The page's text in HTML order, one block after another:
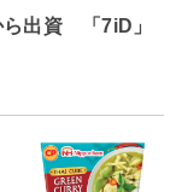
ら出資 「7iD」